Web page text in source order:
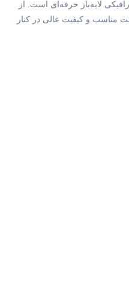
لایه‌باز حرفه‌ای است. از
مناسب و کیفیت عالی در کنار